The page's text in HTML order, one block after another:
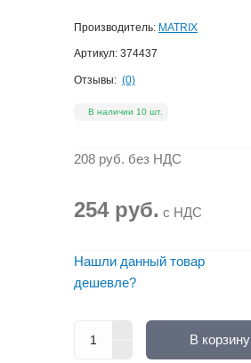
Производитель: MATRIX
Артикул: 374437
Отзывы: (0)
В наличии 10 шт.
208 руб. без НДС
254 руб. с НДС
Нашли данный товар
дешевле?
В корзину